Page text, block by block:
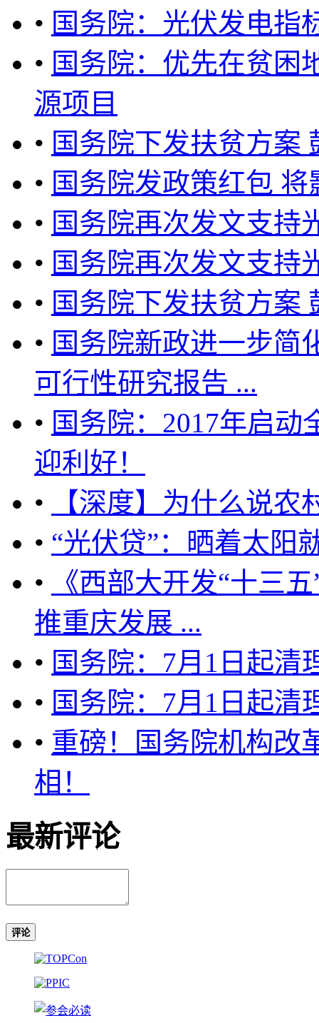
• 国务院：光伏发电指
• 国务院：优先在贫困
源项目
• 国务院下发扶贫方案
• 国务院发政策红包
• 国务院再次发文支持
• 国务院再次发文支持
• 国务院下发扶贫方案
• 国务院新政进一步简
可行性研究报告 ...
• 国务院：2017年启
迎利好！
•
【深度】为什么说
• “光伏贷”：晒着太阳
•
《西部大开发“十三
推重庆发展 ...
• 国务院：7月1日起清
• 国务院：7月1日起清
• 重磅！国务院机构改
相！
最新评论
评论